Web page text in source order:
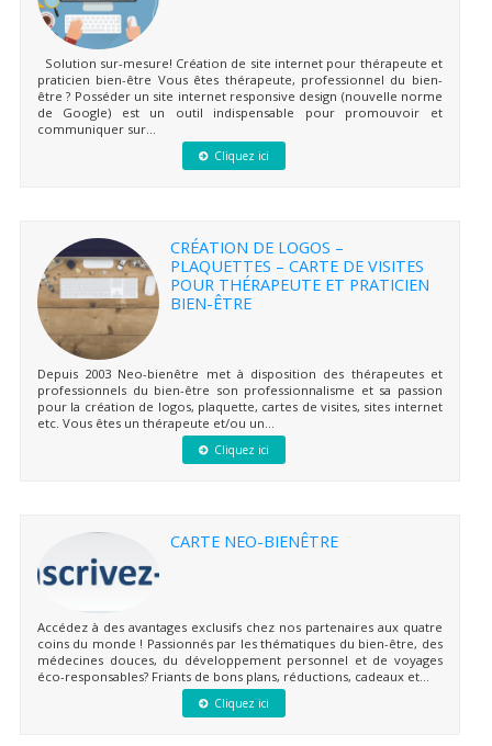
Solution sur-mesure! Création de site internet pour thérapeute et
praticien bien-être Vous êtes thérapeute, professionnel du bien-
être ? Posséder un site internet responsive design (nouvelle norme
de Google) est un outil indispensable pour promouvoir et
communiquer sur...
Cliquez ici
CRÉATION DE LOGOS –
PLAQUETTES – CARTE DE VISITES
POUR THÉRAPEUTE ET PRATICIEN
BIEN-ÊTRE
Depuis 2003 Neo-bienêtre met à disposition des thérapeutes et
professionnels du bien-être son professionnalisme et sa passion
pour la création de logos, plaquette, cartes de visites, sites internet
etc. Vous êtes un thérapeute et/ou un...
Cliquez ici
CARTE NEO-BIENÊTRE
Accédez à des avantages exclusifs chez nos partenaires aux quatre
coins du monde ! Passionnés par les thématiques du bien-être, des
médecines douces, du développement personnel et de voyages
éco-responsables? Friants de bons plans, réductions, cadeaux et...
Cliquez ici